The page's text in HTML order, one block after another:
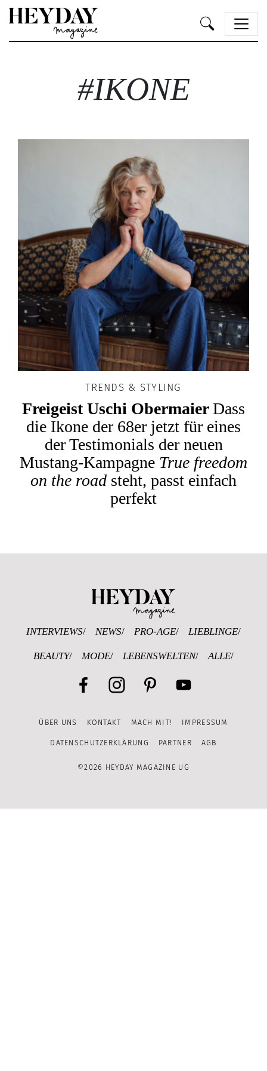
#IKONE
TRENDS & STYLING
Freigeist Uschi ObermaierDass
die Ikone der 68er jetzt für eines
der Testimonials der neuen
Mustang-Kampagne True freedom
on the road steht, passt einfach
perfekt
INTERVIEWS NEWS PRO-AGE LIEBLINGE
BEAUTY MODE LEBENSWELTEN ALLE
Channel
ÜBER UNS KONTAKT MACH MIT! IMPRESSUM
DATENSCHUTZERKLÄRUNG PARTNER AGB
©2026 HEYDAY MAGAZINE UG